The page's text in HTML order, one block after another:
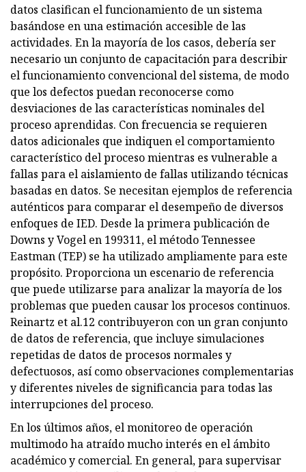
datos clasifican el funcionamiento de un sistema
basándose en una estimación accesible de las
actividades. En la mayoría de los casos, debería ser
necesario un conjunto de capacitación para describir
el funcionamiento convencional del sistema, de modo
que los defectos puedan reconocerse como
desviaciones de las características nominales del
proceso aprendidas. Con frecuencia se requieren
datos adicionales que indiquen el comportamiento
característico del proceso mientras es vulnerable a
fallas para el aislamiento de fallas utilizando técnicas
basadas en datos. Se necesitan ejemplos de referencia
auténticos para comparar el desempeño de diversos
enfoques de IED. Desde la primera publicación de
Downs y Vogel en 199311, el método Tennessee
Eastman (TEP) se ha utilizado ampliamente para este
propósito. Proporciona un escenario de referencia
que puede utilizarse para analizar la mayoría de los
problemas que pueden causar los procesos continuos.
Reinartz et al.12 contribuyeron con un gran conjunto
de datos de referencia, que incluye simulaciones
repetidas de datos de procesos normales y
defectuosos, así como observaciones complementarias
y diferentes niveles de significancia para todas las
interrupciones del proceso.
En los últimos años, el monitoreo de operación
multimodo ha atraído mucho interés en el ámbito
académico y comercial. En general, para supervisar